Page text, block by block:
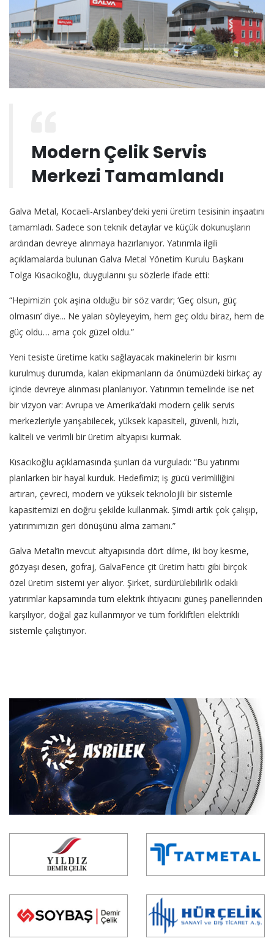
Modern Çelik Servis
Merkezi Tamamlandı
Galva Metal, Kocaeli-Arslanbey'deki yeni üretim tesisinin inşaatını
tamamladı. Sadece son teknik detaylar ve küçük dokunuşların
ardından devreye alınmaya hazırlanıyor. Yatırımla ilgili
açıklamalarda bulunan Galva Metal Yönetim Kurulu Başkanı
Tolga Kısacıkoğlu, duygularını şu sözlerle ifade etti:
“Hepimizin çok aşina olduğu bir söz vardır; ‘Geç olsun, güç
olmasın’ diye... Ne yalan söyleyeyim, hem geç oldu biraz, hem de
güç oldu… ama çok güzel oldu.”
Yeni tesiste üretime katkı sağlayacak makinelerin bir kısmı
kurulmuş durumda, kalan ekipmanların da önümüzdeki birkaç ay
içinde devreye alınması planlanıyor. Yatırımın temelinde ise net
bir vizyon var: Avrupa ve Amerika’daki modern çelik servis
merkezleriyle yarışabilecek, yüksek kapasiteli, güvenli, hızlı,
kaliteli ve verimli bir üretim altyapısı kurmak.
Kısacıkoğlu açıklamasında şunları da vurguladı: “Bu yatırımı
planlarken bir hayal kurduk. Hedefimiz; iş gücü verimliliğini
artıran, çevreci, modern ve yüksek teknolojili bir sistemle
kapasitemizi en doğru şekilde kullanmak. Şimdi artık çok çalışıp,
yatırımımızın geri dönüşünü alma zamanı.”
Galva Metal’in mevcut altyapısında dört dilme, iki boy kesme,
gözyaşı desen, gofraj, GalvaFence çit üretim hattı gibi birçok
özel üretim sistemi yer alıyor. Şirket, sürdürülebilirlik odaklı
yatırımlar kapsamında tüm elektrik ihtiyacını güneş panellerinden
karşılıyor, doğal gaz kullanmıyor ve tüm forkliftleri elektrikli
sistemle çalıştırıyor.